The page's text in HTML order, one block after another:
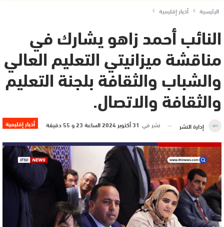
الرئيسية أخبار إقليمية
النائب أحمد زاهو يشارك في
مناقشة ميزانيتي التعليم العالي
والشباب والثقافة بلجنة التعليم
والثقافة والاتصال.
أخبار إقليمية إدارة النشر نشر في 31 أكتوبر 2024 الساعة 23 و 55 دقيقة